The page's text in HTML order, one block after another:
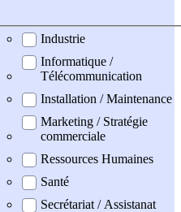
Industrie
Informatique /
Télécommunication
Installation / Maintenance
Marketing / Stratégie
commerciale
Ressources Humaines
Santé
Secrétariat / Assistanat